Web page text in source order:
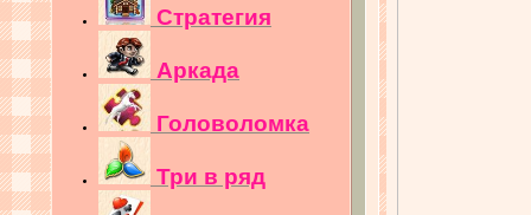
Стратегия
Аркада
Головоломка
Три в ряд